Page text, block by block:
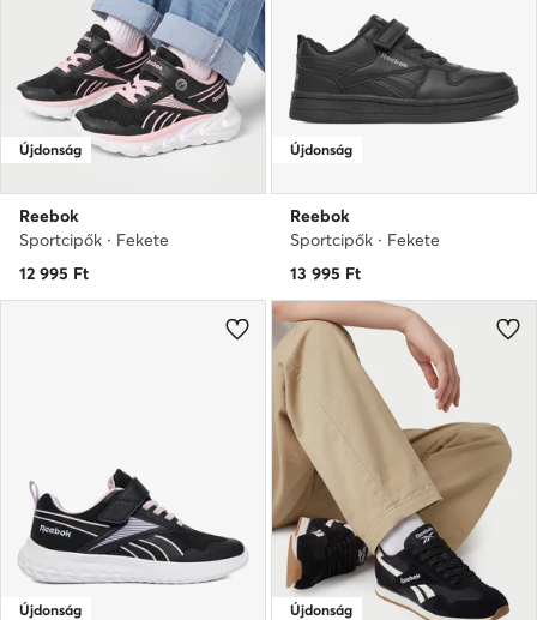
Újdonság
Reebok
Sportcipők · Fekete
12 995 Ft
Újdonság
Reebok
Sportcipők · Fekete
13 995 Ft
Újdonság Újdonság